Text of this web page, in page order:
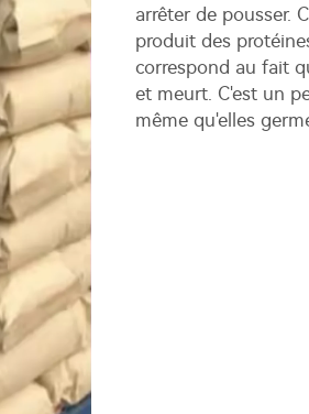
arrêter de pousser.
produit des
correspond au fait
et meurt. C'est un
même qu'elles